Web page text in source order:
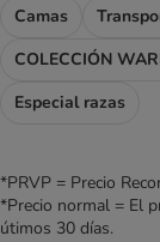
Camas
COLECCIÓN
Especial razas
*PRVP = Precio
*Precio normal = El
útimos 30 días.